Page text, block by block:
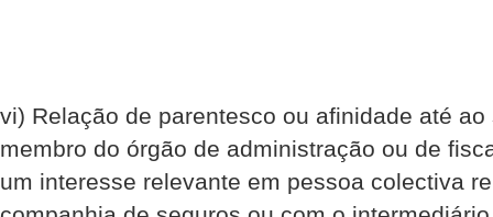
vi) Relação de parentesco ou afinidade até
membro do órgão de administração ou de
um interesse relevante em pessoa colectiva